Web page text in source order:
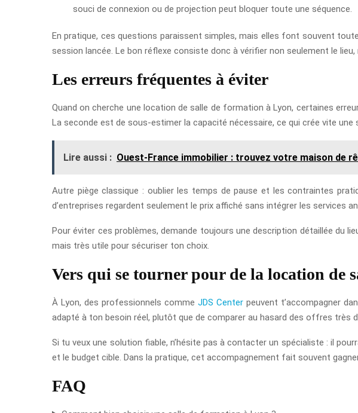
souci de connexion ou de projection peut bloquer toute une séquence.
En pratique, ces questions paraissent simples, mais elles font souvent
session lancée. Le bon réflexe consiste donc à vérifier non seulement le
Les erreurs fréquentes à éviter
Quand on cherche une location de salle de formation à Lyon, certaines
La seconde est de sous-estimer la capacité nécessaire, ce qui crée vite une
Lire aussi : Ouest-France immobilier : trouvez votre maison de
Autre piège classique : oublier les temps de pause et les contraintes
d’entreprises regardent seulement le prix affiché sans intégrer les services
Pour éviter ces problèmes, demande toujours une description détaillée du
mais très utile pour sécuriser ton choix.
Vers qui se tourner pour de la location de
À Lyon, des professionnels comme JDS Center peuvent t’accompagner
adapté à ton besoin réel, plutôt que de comparer au hasard des offres très
Si tu veux une solution fiable, n’hésite pas à contacter un spécialiste : il
et le budget cible. Dans la pratique, cet accompagnement fait souvent
FAQ